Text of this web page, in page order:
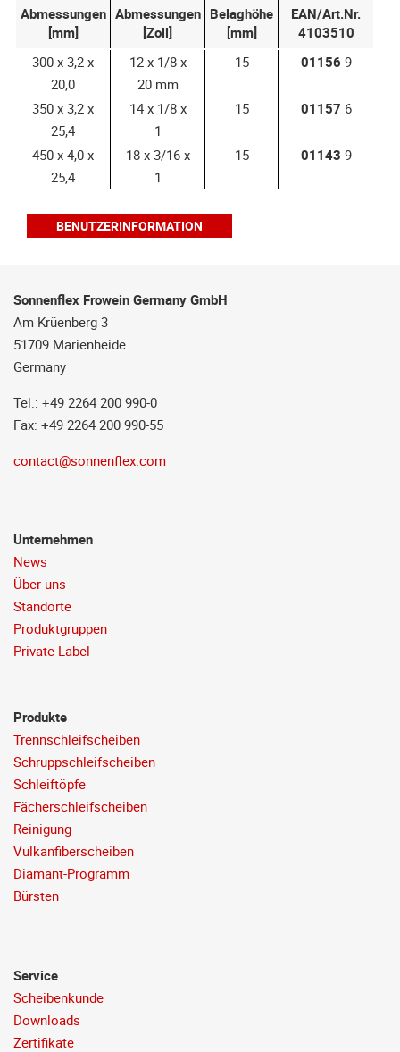
Abmessungen
[mm]
Abmessungen
[Zoll]
Belaghöhe
[mm]
EAN/Art.Nr.
4103510
300 x 3,2 x
20,0
12 x 1/8 x
20 mm
15 01156 9
350 x 3,2 x
25,4
14 x 1/8 x
1
15 01157 6
450 x 4,0 x
25,4
18 x 3/16 x
1
15 01143 9
BENUTZERINFORMATION
Sonnenflex Frowein Germany GmbH
Am Krüenberg 3
51709 Marienheide
Germany
Tel.: +49 2264 200 990-0
Fax: +49 2264 200 990-55
contact@sonnenflex.com
Unternehmen
News
Über uns
Standorte
Produktgruppen
Private Label
Produkte
Trennschleifscheiben
Schruppschleifscheiben
Schleiftöpfe
Fächerschleifscheiben
Reinigung
Vulkanfiberscheiben
Diamant-Programm
Bürsten
Service
Scheibenkunde
Downloads
Zertifikate